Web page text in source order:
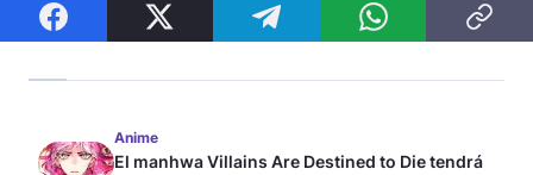
Anime
El manhwa Villains Are Destined to Die tendrá